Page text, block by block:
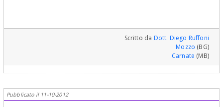
Scritto da Dott. Diego Ruffoni
Mozzo (BG)
Carnate (MB)
Pubblicato il 11-10-2012